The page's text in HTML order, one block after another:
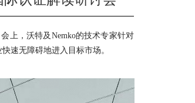
上，沃特及Nemko的技术专家针对
速无障碍地进入目标市场。